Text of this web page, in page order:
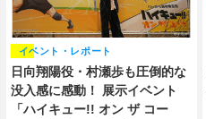
日向翔陽役・村瀬歩も圧倒的な
没入感に感動！ 展示イベント
「ハイキュー!! オン ザ コー
イベント・レポート